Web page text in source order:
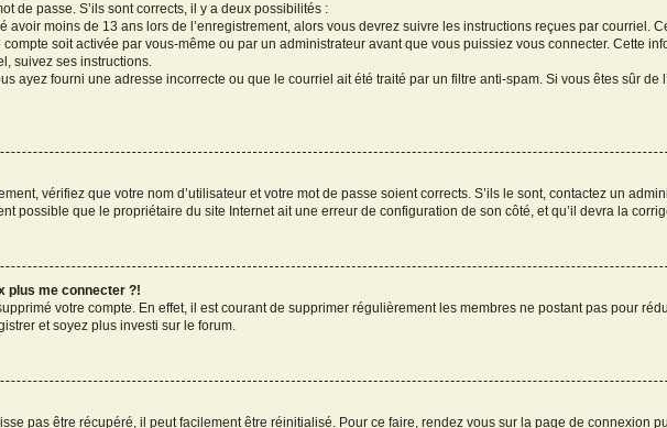
de passe. S’ils sont corrects, il y a deux possibilités :
avoir moins de 13 ans lors de l’enregistrement, alors vous devrez suivre les instructions reçues par courriel.
soit activée par vous-même ou par un administrateur avant que vous puissiez vous connecter. Cette
suivez ses instructions.
ayez fourni une adresse incorrecte ou que le courriel ait été traité par un filtre anti-spam. Si vous êtes sûr de
vérifiez que votre nom d’utilisateur et votre mot de passe soient corrects. S’ils le sont, contactez un
possible que le propriétaire du site Internet ait une erreur de configuration de son côté, et qu’il devra la
plus me connecter ?!
votre compte. En effet, il est courant de supprimer régulièrement les membres ne postant pas pour
et soyez plus investi sur le forum.
pas être récupéré, il peut facilement être réinitialisé. Pour ce faire, rendez vous sur la page de connexion